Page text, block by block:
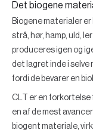
Det biogene
Biogene materialer
strå, hør, hamp, uld,
produceres igen og
det lagret inde i
fordi de bevarer en
CLT er en
en af de mest
biogent materiale,